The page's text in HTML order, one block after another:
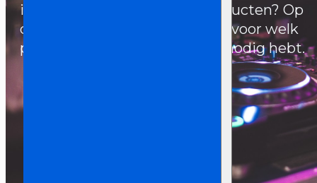
informatie over bepaalde producten? Op
deze pagina kun je selecteren voor welk
product je hulp of informatie nodig hebt.